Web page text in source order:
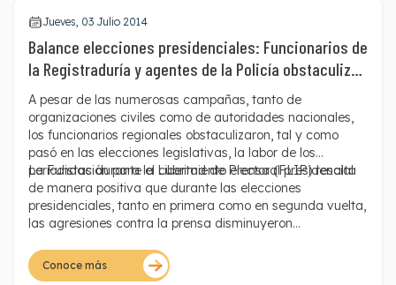
Jueves, 03 Julio 2014
Balance elecciones presidenciales: Funcionarios de
la Registraduría y agentes de la Policía obstaculizan
labor de la prensa
A pesar de las numerosas campañas, tanto de
organizaciones civiles como de autoridades nacionales,
los funcionarios regionales obstaculizaron, tal y como
pasó en las elecciones legislativas, la labor de los
periodistas durante el cubrimiento electoral presidencial.
La Fundación para la Libertad de Prensa (FLIP) resalta
de manera positiva que durante las elecciones
presidenciales, tanto en primera como en segunda vuelta,
las agresiones contra la prensa disminuyeron
electoral para elegir Congreso. En las dos fechas se
registraron siete casos y la mayoría de ellos pudieron
Conoce más